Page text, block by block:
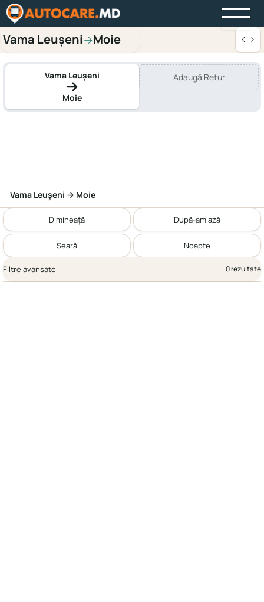
Vama Leușeni→Moie
Vama Leușeni
Moie
Adaugă Retur
Vama Leușeni → Moie
Dimineață După-amiază
Seară Noapte
Filtre avansate 0 rezultate